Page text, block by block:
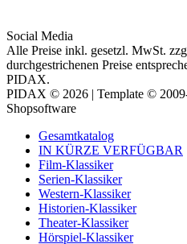
Social Media
Alle Preise inkl. gesetzl. MwSt.
durchgestrichenen Preise
PIDAX.
PIDAX © 2026 | Template ©
Shopsoftware
Gesamtkatalog
IN KÜRZE VERFÜGBAR
Film-Klassiker
Serien-Klassiker
Western-Klassiker
Historien-Klassiker
Theater-Klassiker
Hörspiel-Klassiker